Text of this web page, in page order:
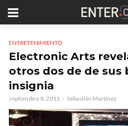
ENTRETENIMIENTO
Electronic Arts
otros dos de de sus
insignia
septiembre 8, 2011 Sebastián Martínez